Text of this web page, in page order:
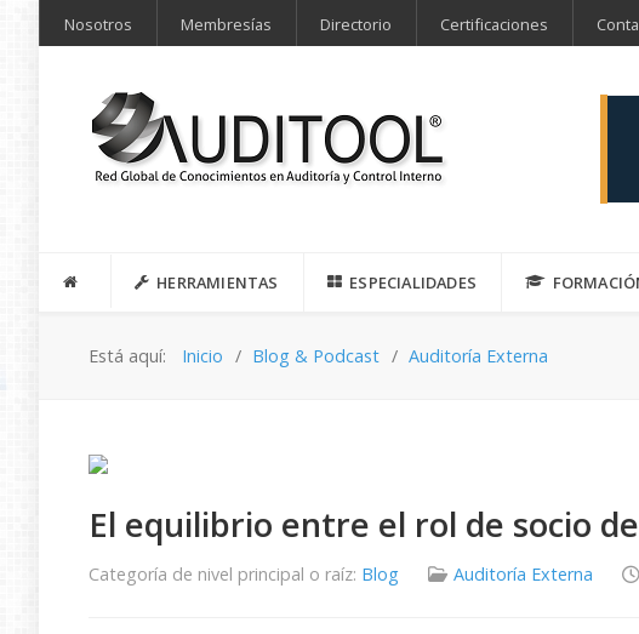
Nosotros Membresías Directorio Certificaciones
HERRAMIENTAS ESPECIALIDADES
Está aquí: Inicio Blog & Podcast Auditoría Externa
El equilibrio entre el rol de socio
Categoría de nivel principal o raíz: Blog Auditoría Externa